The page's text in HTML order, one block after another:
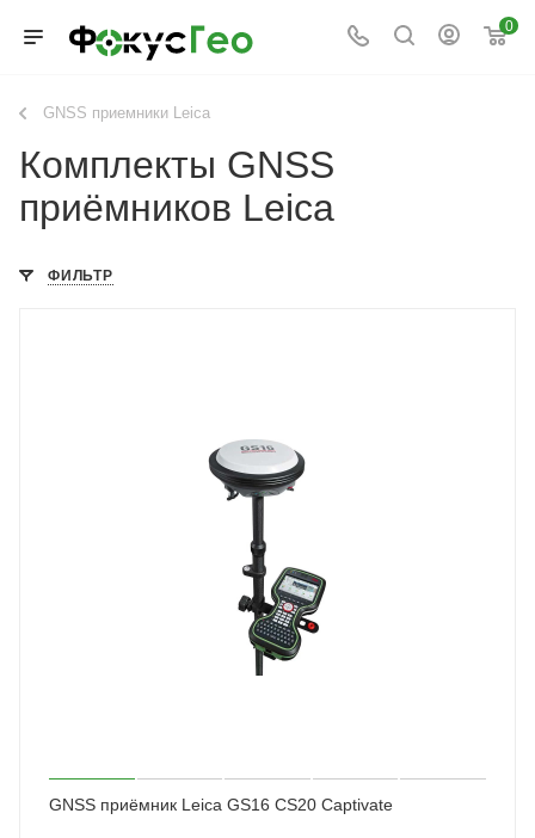
0
GNSS приемники Leica
Комплекты GNSS
приёмников Leica
ФИЛЬТР
GNSS приёмник Leica GS16 CS20 Captivate